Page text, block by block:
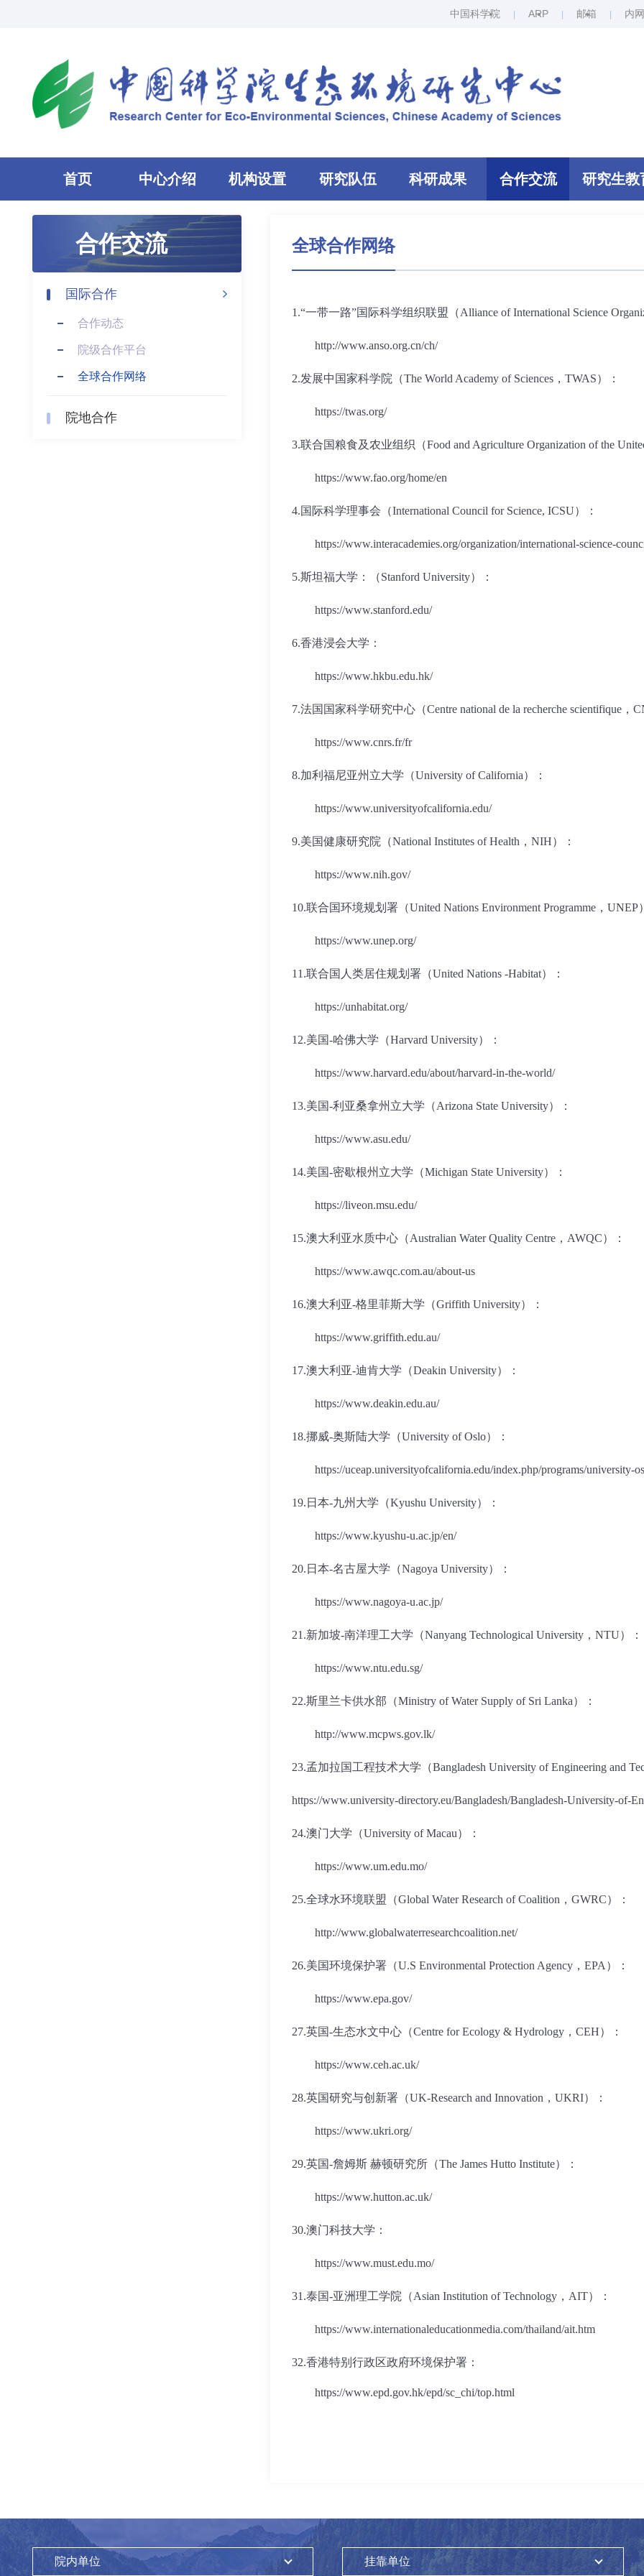
中国科学院 ARP 邮箱 内
首页 中心介绍 机构设置 研究队伍 科研成果 合作交流 研究生教
合作交流
国际合作
合作动态
院级合作平台
全球合作网络
院地合作
全球合作网络
1.“一带一路”国际科学组织联盟（Alliance of International Science
http://www.anso.org.cn/ch/
2.发展中国家科学院（The World Academy of Sciences ， TWAS）：
https://twas.org/
3.联合国粮食及农业组织（Food and Agriculture Organization of the
https://www.fao.org/home/en
4.国际科学理事会（International Council for Science, ICSU）：
https://www.interacademies.org/organization/international-science-
5.斯坦福大学：（Stanford University）：
https://www.stanford.edu/
6.香港浸会大学：
https://www.hkbu.edu.hk/
7.法国国家科学研究中心（Centre national de la recherche scientifique ，
https://www.cnrs.fr/fr
8.加利福尼亚州立大学（University of California）：
https://www.universityofcalifornia.edu/
9.美国健康研究院（National Institutes of Health ， NIH）：
https://www.nih.gov/
10.联合国环境规划署（United Nations Environment Programme ， UNEP
https://www.unep.org/
11.联合国人类居住规划署（United Nations -Habitat）：
https://unhabitat.org/
12.美国-哈佛大学（Harvard University）：
https://www.harvard.edu/about/harvard-in-the-world/
13.美国-利亚桑拿州立大学（Arizona State University）：
https://www.asu.edu/
14.美国-密歇根州立大学（Michigan State University）：
https://liveon.msu.edu/
15.澳大利亚水质中心（Australian Water Quality Centre ， AWQC）：
https://www.awqc.com.au/about-us
16.澳大利亚-格里菲斯大学（Griffith University）：
https://www.griffith.edu.au/
17.澳大利亚-迪肯大学（Deakin University）：
https://www.deakin.edu.au/
18.挪威-奥斯陆大学（University of Oslo）：
https://uceap.universityofcalifornia.edu/index.php/programs/university-
19. 日本-九州大学（Kyushu University）：
https://www.kyushu-u.ac.jp/en/
20. 日本-名古屋大学（Nagoya University）：
https://www.nagoya-u.ac.jp/
21.新加坡-南洋理工大学（Nanyang Technological University ， NTU）：
https://www.ntu.edu.sg/
22.斯里兰卡供水部（Ministry of Water Supply of Sri Lanka）：
http://www.mcpws.gov.lk/
23.孟加拉国工程技术大学（Bangladesh University of Engineering and
https://www.university-directory.eu/Bangladesh/Bangladesh-University-of-
24.澳门大学（University of Macau）：
https://www.um.edu.mo/
25.全球水环境联盟（Global Water Research of Coalition ， GWRC）：
http://www.globalwaterresearchcoalition.net/
26.美国环境保护署（U.S Environmental Protection Agency ， EPA ）：
https://www.epa.gov/
27.英国-生态水文中心（Centre for Ecology & Hydrology ， CEH）：
https://www.ceh.ac.uk/
28.英国研究与创新署（UK-Research and Innovation ， UKRI）：
https://www.ukri.org/
29.英国-詹姆斯 赫顿研究所（The James Hutto Institute）：
https://www.hutton.ac.uk/
30.澳门科技大学：
https://www.must.edu.mo/
31.泰国-亚洲理工学院（Asian Institution of Technology ， AIT）：
https://www.internationaleducationmedia.com/thailand/ait.htm
32.香港特别行政区政府环境保护署：
https://www.epd.gov.hk/epd/sc_chi/top.html
院内单位 挂靠单位